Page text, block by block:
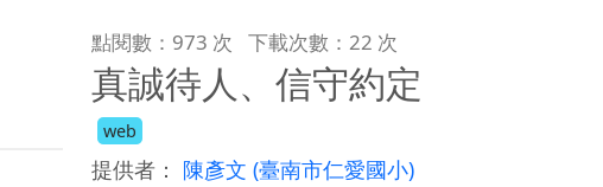
點閱數：973 次 下載次數：22 次
真誠待人、信守約定
web
提供者： 陳彥文 (臺南市仁愛國小)